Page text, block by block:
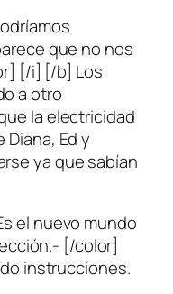
que no nos
[/i] [/b] Los
a otro
la electricidad
Ed y
ya que sabían
el nuevo mundo
[/color]
instrucciones.